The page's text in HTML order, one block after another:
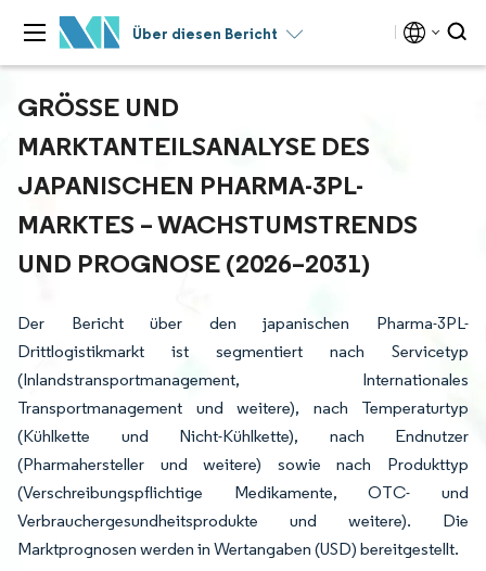
Über diesen Bericht
GRÖSSE UND M
ARKTANTEILSANALYSE DES J
APANISCHEN PHARMA-3PL-M
ARKTES – WACHSTUMSTRENDS U
ND PROGNOSE (2026–2031)
Der Bericht über den japanischen Pharma-3PL-
Drittlogistikmarkt ist segmentiert nach Servicetyp
(Inlandstransportmanagement, Internationales
Transportmanagement und weitere), nach Temperaturtyp
(Kühlkette und Nicht-Kühlkette), nach Endnutzer
(Pharmahersteller und weitere) sowie nach Produkttyp
(Verschreibungspflichtige Medikamente, OTC- und
Verbrauchergesundheitsprodukte und weitere). Die
Marktprognosen werden in Wertangaben (USD) bereitgestellt.